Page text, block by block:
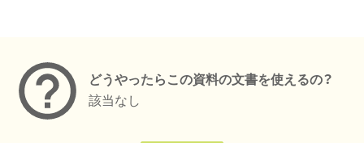
どうやったらこの資料の文書を使えるの？
該当なし